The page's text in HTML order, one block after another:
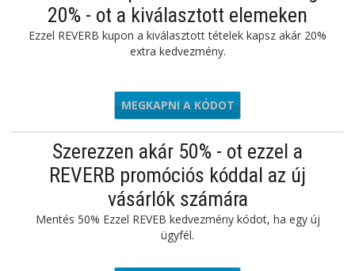
20% - ot a kiválasztott elemeken
Ezzel REVERB kupon a kiválasztott tételek kapsz akár 20%
extra kedvezmény.
RSHOW23
MEGKAPNI A KÓDOT
Szerezzen akár 50% - ot ezzel a
REVERB promóciós kóddal az új
vásárlók számára
Mentés 50% Ezzel REVEB kedvezmény kódot, ha egy új
ügyfél.